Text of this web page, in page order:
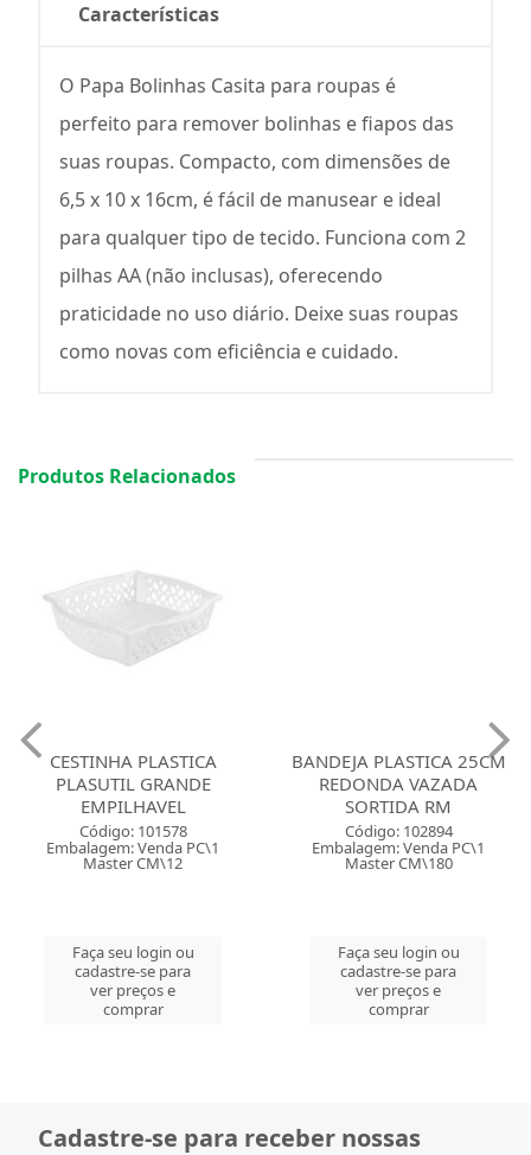
Características
O Papa Bolinhas Casita para roupas é
perfeito para remover bolinhas e fiapos das
suas roupas. Compacto, com dimensões de
6,5 x 10 x 16cm, é fácil de manusear e ideal
para qualquer tipo de tecido. Funciona com 2
pilhas AA (não inclusas), oferecendo
praticidade no uso diário. Deixe suas roupas
como novas com eficiência e cuidado.
Produtos Relacionados
CESTINHA PLASTICA
PLASUTIL GRANDE
EMPILHAVEL
Código: 101578
Embalagem: Venda PC\1
Master CM\12
Faça seu login ou
cadastre-se para
ver preços e
comprar
BANDEJA PLASTICA 25CM
REDONDA VAZADA
SORTIDA RM
Código: 102894
Embalagem: Venda PC\1
Master CM\180
Faça seu login ou
cadastre-se para
ver preços e
comprar
Cadastre-se para receber nossas